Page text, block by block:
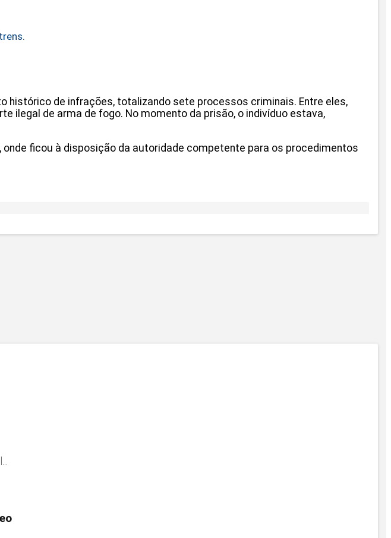
de infrações, totalizando sete processos criminais. Entre eles,
ilegal de arma de fogo. No momento da prisão, o indivíduo estava,
ficou à disposição da autoridade competente para os procedimentos